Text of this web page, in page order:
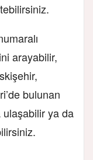
arayabilir,
bulunan
ya da